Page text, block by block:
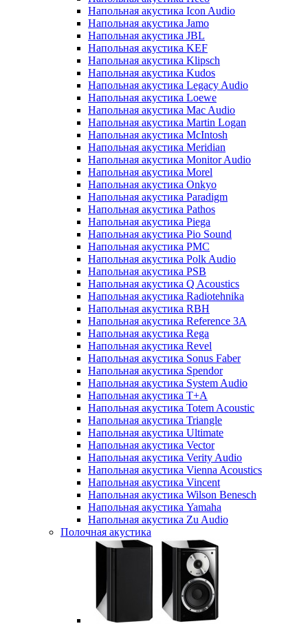
Напольная акустика Icon Audio
Напольная акустика Jamo
Напольная акустика JBL
Напольная акустика KEF
Напольная акустика Klipsch
Напольная акустика Kudos
Напольная акустика Legacy Audio
Напольная акустика Loewe
Напольная акустика Mac Audio
Напольная акустика Martin Logan
Напольная акустика McIntosh
Напольная акустика Meridian
Напольная акустика Monitor Audio
Напольная акустика Morel
Напольная акустика Onkyo
Напольная акустика Paradigm
Напольная акустика Pathos
Напольная акустика Piega
Напольная акустика Pio Sound
Напольная акустика PMC
Напольная акустика Polk Audio
Напольная акустика PSB
Напольная акустика Q Acoustics
Напольная акустика Radiotehnika
Напольная акустика RBH
Напольная акустика Reference 3A
Напольная акустика Rega
Напольная акустика Revel
Напольная акустика Sonus Faber
Напольная акустика Spendor
Напольная акустика System Audio
Напольная акустика T+A
Напольная акустика Totem Acoustic
Напольная акустика Triangle
Напольная акустика Ultimate
Напольная акустика Vector
Напольная акустика Verity Audio
Напольная акустика Vienna Acoustics
Напольная акустика Vincent
Напольная акустика Wilson Benesch
Напольная акустика Yamaha
Напольная акустика Zu Audio
Полочная акустика